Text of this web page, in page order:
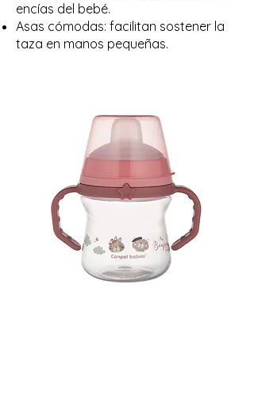
encías del bebé.
Asas cómodas: facilitan sostener la
taza en manos pequeñas.